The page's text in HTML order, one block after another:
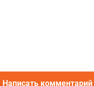
Написать комментарий